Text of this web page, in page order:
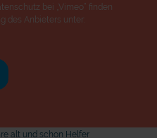
bei „Vimeo“ finden
des Anbieters unter:
alt und schon Helfer